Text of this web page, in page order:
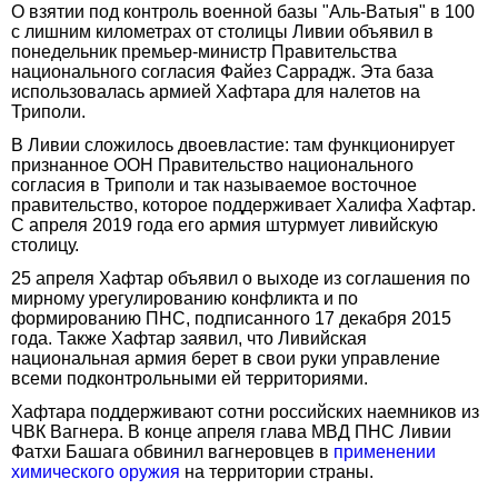
О взятии под контроль военной базы "Аль-Ватыя" в 100
с лишним километрах от столицы Ливии объявил в
понедельник премьер-министр Правительства
национального согласия Файез Саррадж. Эта база
использовалась армией Хафтара для налетов на
Триполи.
В Ливии сложилось двоевластие: там функционирует
признанное ООН Правительство национального
согласия в Триполи и так называемое восточное
правительство, которое поддерживает Халифа Хафтар.
С апреля 2019 года его армия штурмует ливийскую
столицу.
25 апреля Хафтар объявил о выходе из соглашения по
мирному урегулированию конфликта и по
формированию ПНС, подписанного 17 декабря 2015
года. Также Хафтар заявил, что Ливийская
национальная армия берет в свои руки управление
всеми подконтрольными ей территориями.
Хафтара поддерживают сотни российских наемников из
ЧВК Вагнера. В конце апреля глава МВД ПНС Ливии
Фатхи Башага обвинил вагнеровцев в применении
химического оружия на территории страны.